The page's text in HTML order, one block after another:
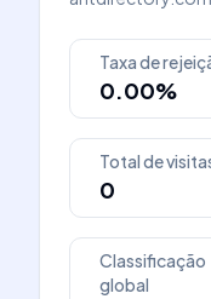
Taxa de
0.00%
Total de
0
Classificação
global